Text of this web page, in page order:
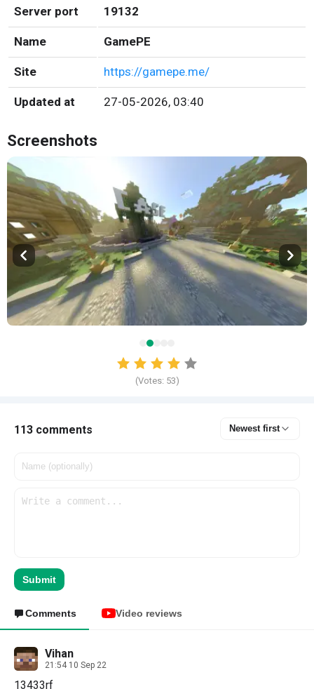
Server port 19132
Name GamePE
Site https://gamepe.me/
Updated at 27-05-2026, 03:40
Screenshots
(Votes: 53)
113 comments Newest first
Submit
Comments Video reviews
Vihan
21:54 10 Sep 22
13433rf